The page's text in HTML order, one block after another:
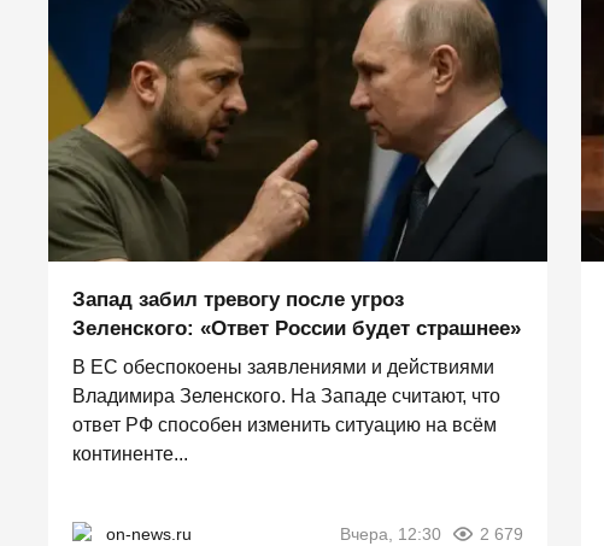
Запад забил тревогу после угроз
Зеленского: «Ответ России будет страшнее»
В ЕС обеспокоены заявлениями и действиями
Владимира Зеленского. На Западе считают, что
ответ РФ способен изменить ситуацию на всём
континенте...
on-news.ru Вчера, 12:30 2 679